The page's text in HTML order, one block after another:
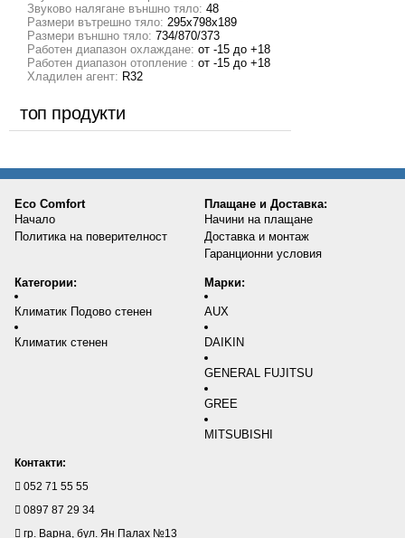
Звуково налягане външно тяло: 48
Размери вътрешно тяло: 295х798х189
Размери външно тяло: 734/870/373
Работен диапазон охлаждане: от -15 до +18
Работен диапазон отопление : от -15 до +18
Хладилен агент: R32
топ продукти
Eco Comfort
Начало
Политика на поверителност
Плащане и Доставка:
Начини на плащане
Доставка и монтаж
Гаранционни условия
Категории:
Климатик Подово стенен
Климатик стенен
Марки:
AUX
DAIKIN
GENERAL FUJITSU
GREE
MITSUBISHI
Контакти:
052 71 55 55
0897 87 29 34
гр. Варна, бул. Ян Палах №13